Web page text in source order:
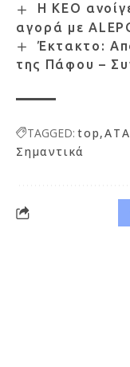
Η ΚΕΟ
αγορά με
Έκτακτο:
της Πάφου –
TAGGED: top ΑΤΑ
Σημαντικά